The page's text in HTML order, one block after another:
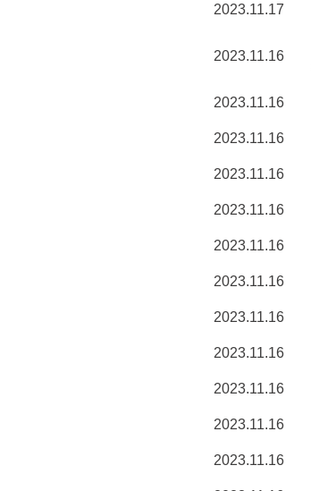
2023.11.17
2023.11.16
2023.11.16
2023.11.16
2023.11.16
2023.11.16
2023.11.16
2023.11.16
2023.11.16
2023.11.16
2023.11.16
2023.11.16
2023.11.16